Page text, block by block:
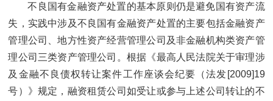
不良国有金融资产处置的基本原则仍是避免国有资产流
失，实践中涉及不良国有金融资产处置的主要包括金融资产
管理公司、地方性资产经营管理公司及非金融机构类资产管
理公司三类资产管理公司。根据《最高人民法院关于审理涉
及金融不良债权转让案件工作座谈会纪要（法发[2009]19
号）》规定，融资租赁公司如受让或参与上述公司转让的不